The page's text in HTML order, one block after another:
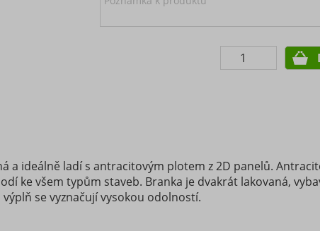
a ideálně ladí s antracitovým plotem z 2D panelů.
ke všem typům staveb. Branka je dvakrát lakovaná,
se vyznačují vysokou odolností.